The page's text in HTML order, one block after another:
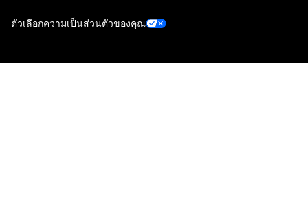
ตัวเลือกความเป็นส่วนตัวของคุณ